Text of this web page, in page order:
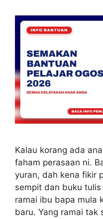
Kalau korang ada
faham perasaan ni.
yuran, dah kena fikir
sempit dan buku
ramai ibu bapa mula
baru. Yang ramai tak